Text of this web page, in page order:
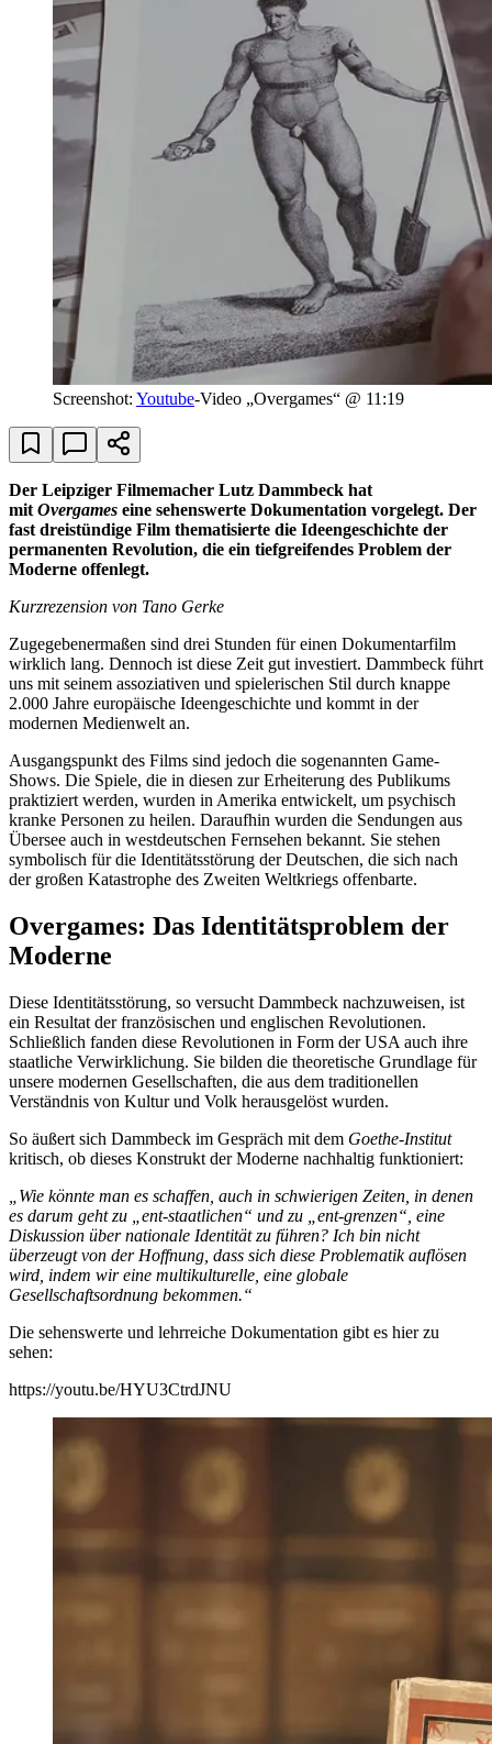
Screenshot: Youtube-Video „Overgames“ @ 11:19
Der Leipziger Filmemacher Lutz Dammbeck hat
mit Overgames eine sehenswerte Dokumentation vorgelegt. Der
fast dreistündige Film thematisierte die Ideengeschichte der
permanenten Revolution, die ein tiefgreifendes Problem der
Moderne offenlegt.
Kurzrezension von Tano Gerke
Zugegebenermaßen sind drei Stunden für einen Dokumentarfilm
wirklich lang. Dennoch ist diese Zeit gut investiert. Dammbeck führt
uns mit seinem assoziativen und spielerischen Stil durch knappe
2.000 Jahre europäische Ideengeschichte und kommt in der
modernen Medienwelt an.
Ausgangspunkt des Films sind jedoch die sogenannten Game-
Shows. Die Spiele, die in diesen zur Erheiterung des Publikums
praktiziert werden, wurden in Amerika entwickelt, um psychisch
kranke Personen zu heilen. Daraufhin wurden die Sendungen aus
Übersee auch in westdeutschen Fernsehen bekannt. Sie stehen
symbolisch für die Identitätsstörung der Deutschen, die sich nach
der großen Katastrophe des Zweiten Weltkriegs offenbarte.
Overgames: Das Identitätsproblem der
Moderne
Diese Identitätsstörung, so versucht Dammbeck nachzuweisen, ist
ein Resultat der französischen und englischen Revolutionen.
Schließlich fanden diese Revolutionen in Form der USA auch ihre
staatliche Verwirklichung. Sie bilden die theoretische Grundlage für
unsere modernen Gesellschaften, die aus dem traditionellen
Verständnis von Kultur und Volk herausgelöst wurden.
So äußert sich Dammbeck im Gespräch mit dem Goethe-Institut
kritisch, ob dieses Konstrukt der Moderne nachhaltig funktioniert:
„Wie könnte man es schaffen, auch in schwierigen Zeiten, in denen
es darum geht zu „ent-staatlichen“ und zu „ent-grenzen“, eine
Diskussion über nationale Identität zu führen? Ich bin nicht
überzeugt von der Hoffnung, dass sich diese Problematik auflösen
wird, indem wir eine multikulturelle, eine globale
Gesellschaftsordnung bekommen.“
Die sehenswerte und lehrreiche Dokumentation gibt es hier zu
sehen:
https://youtu.be/HYU3CtrdJNU